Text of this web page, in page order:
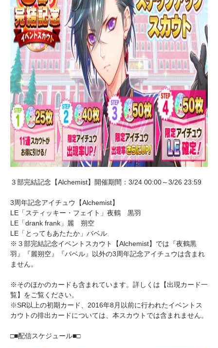
３部完結記念【Alchemist】開催期間：3/24 00:00～3/26 23:59
3周年記念アイチュウ【Alchemist】
LE「スティッキー・フェイト」夜鶴 黒羽
LE「drank frank」麗 朔空
LE「とってもあたたか」バベル
※３部完結記念イベントスカウト【Alchemist】では『夜鶴黒
羽』『麗朔空』『バベル』以外の3周年記念アイチュウは含まれ
ません。
※そのほかのカードも含まれています。詳しくは【出現カード一
覧】をご覧ください。
※SR以上の初期カード、2016年8月以前に行われたイベントス
カウトの排出カードについては、本スカウトでは含まれません。
□■配信スケジュール■□